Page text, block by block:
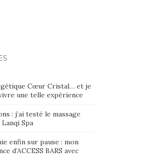
Cœur Cristal… et je
une telle expérience
: j’ai testé le massage
Spa
enfin sur pause : mon
d’ACCESS BARS avec